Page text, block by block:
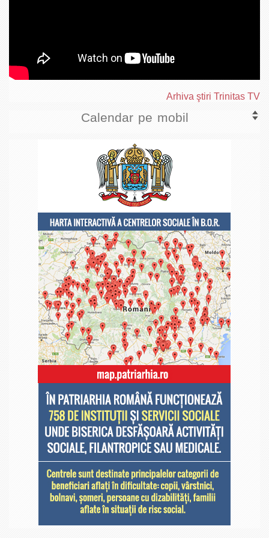
Arhiva ştiri Trinitas TV
Calendar pe mobil